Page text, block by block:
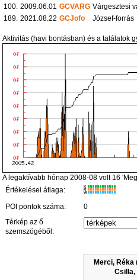
Merci, Réka
Csilla,
100. 2009.06.01 GCVARG Várgesztesi
189. 2021.08.22 GCJofo József-forrás
Aktivitás (havi bontásban) és a találatok
A legaktívabb hónap 2008-08 volt 16
Értékelései átlaga:
K
R
W
POI pontok száma:
0
Térkép az ő
szemszögéből: